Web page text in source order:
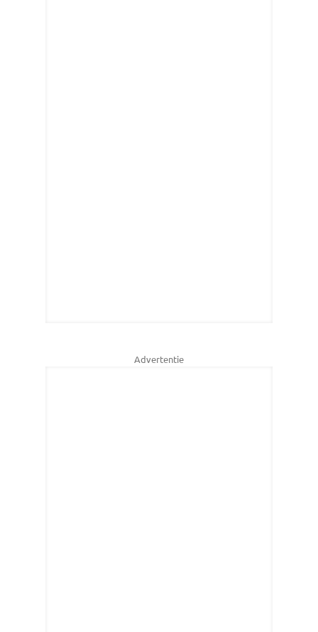
Advertentie